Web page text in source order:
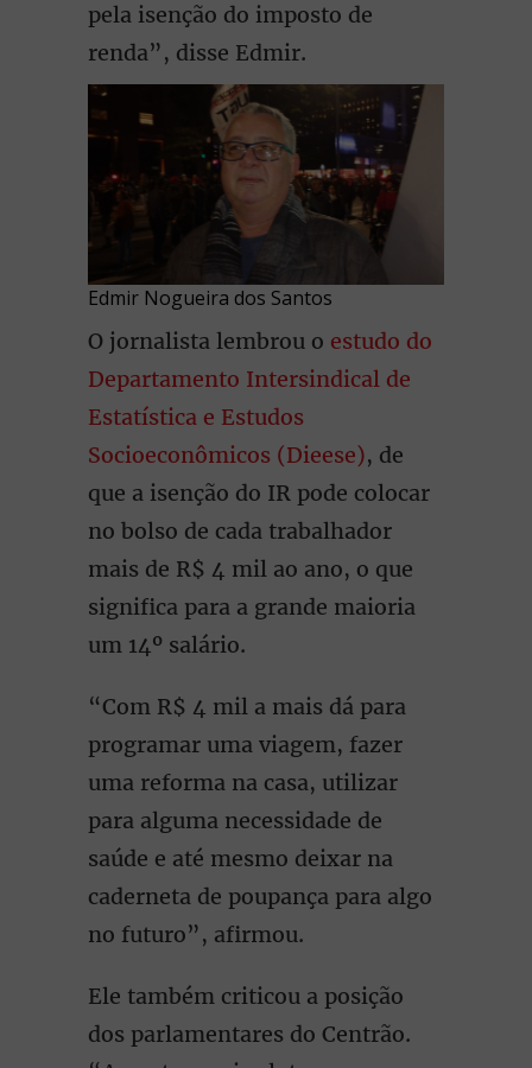
pela isenção do imposto de
renda”, disse Edmir.
Edmir Nogueira dos Santos
O jornalista lembrou o estudo do
Departamento Intersindical de
Estatística e Estudos
Socioeconômicos (Dieese), de
que a isenção do IR pode colocar
no bolso de cada trabalhador
mais de R$ 4 mil ao ano, o que
significa para a grande maioria
um 14º salário.
“Com R$ 4 mil a mais dá para
programar uma viagem, fazer
uma reforma na casa, utilizar
para alguma necessidade de
saúde e até mesmo deixar na
caderneta de poupança para algo
no futuro”, afirmou.
Ele também criticou a posição
dos parlamentares do Centrão.